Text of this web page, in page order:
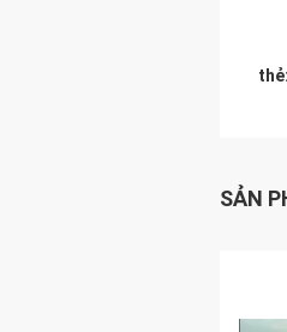
thẻ:
SẢN